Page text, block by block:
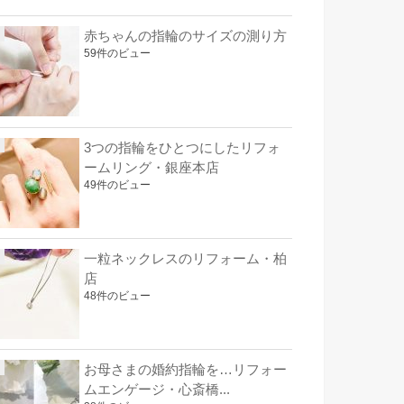
赤ちゃんの指輪のサイズの測り方
59件のビュー
3つの指輪をひとつにしたリフォ
ームリング・銀座本店
49件のビュー
一粒ネックレスのリフォーム・柏
店
48件のビュー
お母さまの婚約指輪を…リフォー
ムエンゲージ・心斎橋...